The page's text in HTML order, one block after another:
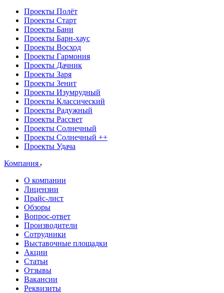
Проекты Полёт
Проекты Старт
Проекты Бани
Проекты Барн-хаус
Проекты Восход
Проекты Гармония
Проекты Дачник
Проекты Заря
Проекты Зенит
Проекты Изумрудный
Проекты Классический
Проекты Радужный
Проекты Рассвет
Проекты Солнечный
Проекты Солнечный ++
Проекты Удача
Компания
О компании
Лицензии
Прайс-лист
Обзоры
Вопрос-ответ
Производители
Сотрудники
Выставочные площадки
Акции
Статьи
Отзывы
Вакансии
Реквизиты